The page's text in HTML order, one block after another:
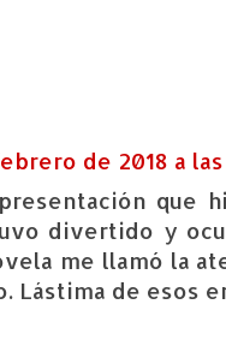
de 2018 a las
que
divertido y
me llamó la
Lástima de esos